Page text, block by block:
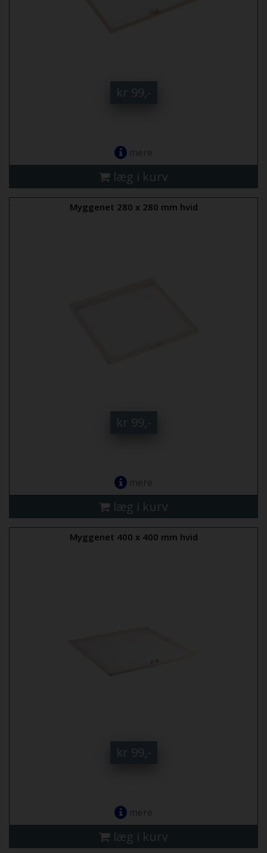
kr 99,-
mere
læg i kurv
Myggenet 280 x 280 mm hvid
kr 99,-
mere
læg i kurv
Myggenet 400 x 400 mm hvid
kr 99,-
mere
læg i kurv